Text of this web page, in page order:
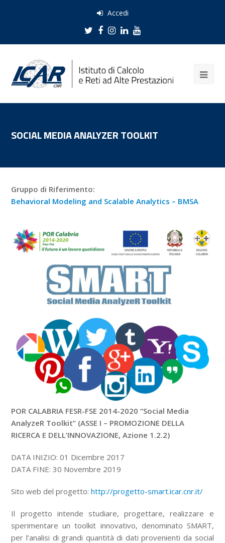
Accedi
Twitter
Facebook
Instagram
LinkedIn
Youtube
SOCIAL MEDIA ANALYZER TOOLKIT
Gruppo di Riferimento:
Behavioral Modeling and Scalable Analytics – BMSA
POR CALABRIA FESR-FSE 2014-2020 “Social Media
AnalyzeR Toolkit” (ASSE I – PROMOZIONE DELLA
RICERCA E DELL’INNOVAZIONE, Azione 1.2.2)
DATA INIZIO: 01 Dicembre 2017
DATA FINE: 30 Novembre 2019
Sito web del progetto:http://progetto-smart.icar.cnr.it/
Il progetto intende studiare, progettare, realizzare e
sperimentare un toolkit innovativo, denominato SMART,
per l’analisi di grandi quantità di dati provenienti da social